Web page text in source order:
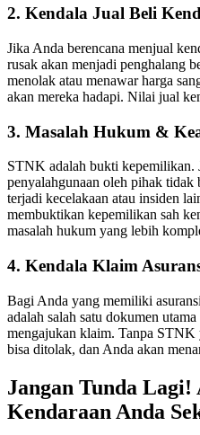
2. Kendala Jual Beli
Jika Anda berencana menjual
rusak akan menjadi penghalang
menolak atau menawar harga
akan mereka hadapi. Nilai jual
3. Masalah Hukum &
STNK adalah bukti kepemilikan.
penyalahgunaan oleh pihak
terjadi kecelakaan atau insiden
membuktikan kepemilikan sah
masalah hukum yang lebih
4. Kendala Klaim
Bagi Anda yang memiliki
adalah salah satu dokumen
mengajukan klaim. Tanpa
bisa ditolak, dan Anda akan
Jangan Tunda Lagi!
Kendaraan Anda